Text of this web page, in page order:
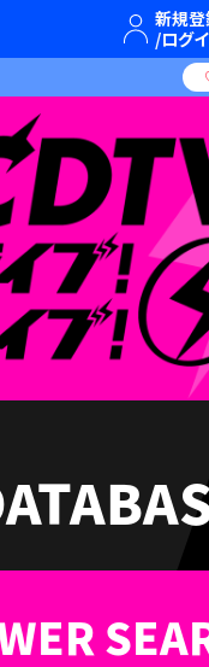
｜ときめくときを。
TBSグループキャラクター『